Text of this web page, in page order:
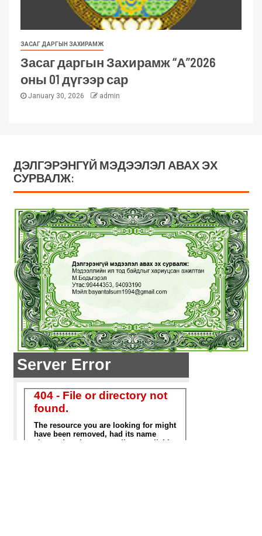
ЗАСАГ ДАРГЫН ЗАХИРАМЖ
Засаг даргын Захирамж “А”2026
оны 01 дүгээр сар
January 30, 2026 admin
ДЭЛГЭРЭНГҮЙ МЭДЭЭЛЭЛ АВАХ ЭХ
СУРВАЛЖ: